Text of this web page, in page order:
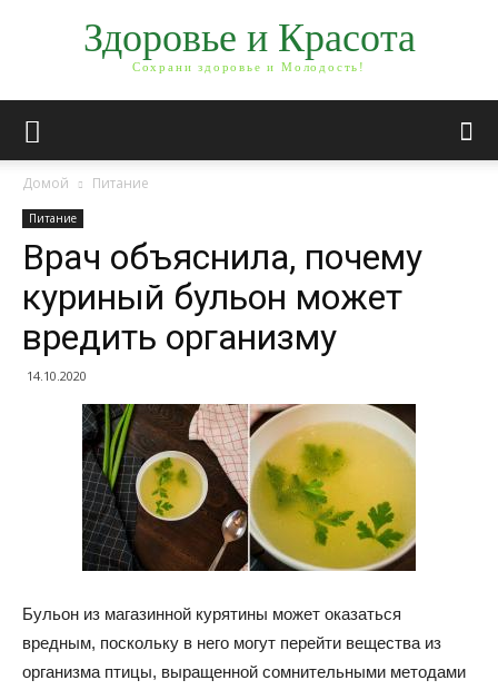
Здоровье и Красота
Сохрани здоровье и Молодость!
Домой Питание
Питание
Врач объяснила, почему
куриный бульон может
вредить организму
14.10.2020
Бульон из магазинной курятины может оказаться
вредным, поскольку в него могут перейти вещества из
организма птицы, выращенной сомнительными методами